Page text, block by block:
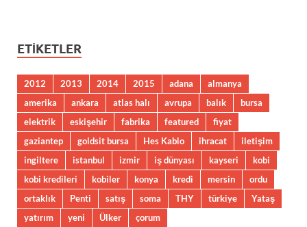
ETIKETLER
2012 2013 2014 2015 adana
almanya
amerika
ankara atlas halı avrupa balık
bursa
elektrik
eskişehir fabrika featured
fiyat
gaziantep
goldsit bursa Hes Kablo ihracat
iletişim
ingiltere
istanbul izmir iş dünyası kayseri
kobi
kobi kredileri
kobiler konya kredi mersin
ordu
ortaklık
Penti satış soma THY türkiye
Yataş
yatırım
yeni Ülker çorum